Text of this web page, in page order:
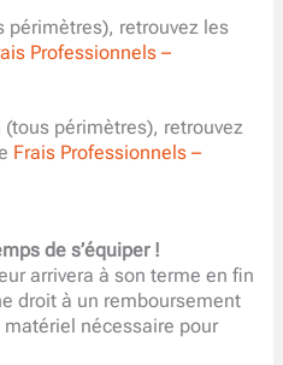
périmètres), retrouvez les
Professionnels –
périmètres), retrouvez
Frais Professionnels –
de s’équiper !
arrivera à son terme en fin
droit à un remboursement
matériel nécessaire pour